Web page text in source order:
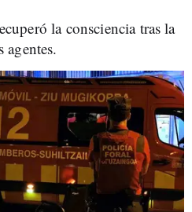
la consciencia tras la